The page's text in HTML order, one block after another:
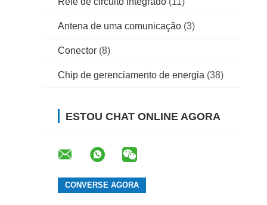
Antena de uma comunicação (3)
Conector (8)
Chip de gerenciamento de energia (38)
ESTOU CHAT ONLINE AGORA